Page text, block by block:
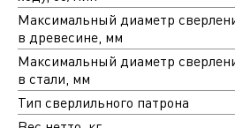
Максимальный диаметр
в древесине, мм
Максимальный диаметр
в стали, мм
Тип сверлильного патрона